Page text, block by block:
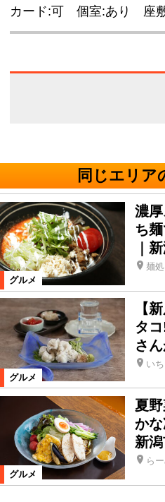
カード:可 個室:あり 座
同じエリア
グルメ
濃
ち
｜
麺
グルメ
【
タ
さ
い
グルメ
夏
かな
新
ら